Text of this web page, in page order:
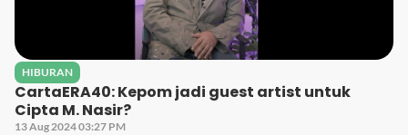
HIBURAN
CartaERA40: Kepom jadi guest artist untuk
Cipta M. Nasir?
13 Aug 2024 03:27 PM